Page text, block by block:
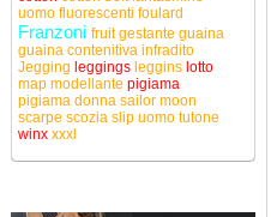
uomo fluorescenti foulard
Franzoni fruitgestante guaina
guaina contenitiva infradito
Jegging leggings leggins lotto
map modellante pigiama
pigiama donna sailor moon
scarpe scozia slip uomo tutone
winx xxxl